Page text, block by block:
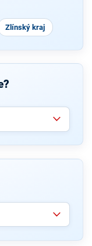
Zlínský kraj